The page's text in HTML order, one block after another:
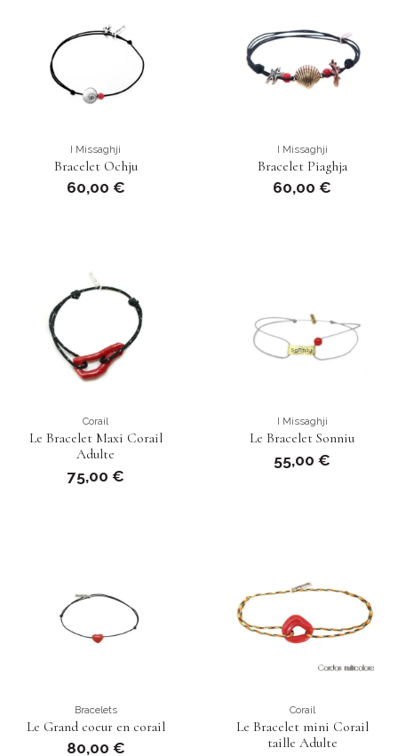
I Missaghji
Bracelet Ochju
60,00 €
I Missaghji
Bracelet Piaghja
60,00 €
Corail
Le Bracelet Maxi Corail
Adulte
75,00 €
I Missaghji
Le Bracelet Sonniu
55,00 €
Bracelets
Le Grand coeur en corail
80,00 €
Corail
Le Bracelet mini Corail
taille Adulte